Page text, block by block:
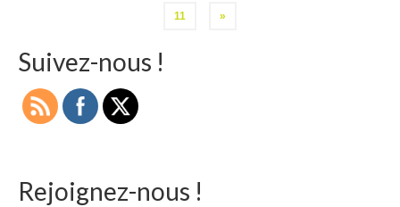
publications
11 »
Suivez-nous !
Rejoignez-nous !